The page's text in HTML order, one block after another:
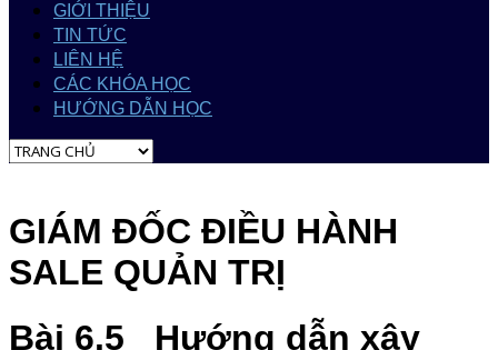
GIỚI THIỆU
TIN TỨC
LIÊN HỆ
CÁC KHÓA HỌC
HƯỚNG DẪN HỌC
GIÁM ĐỐC ĐIỀU HÀNH
SALE QUẢN TRỊ
Bài 6.5_ Hướng dẫn xây